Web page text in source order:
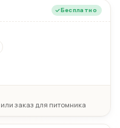
Бесплатно
или заказ для питомника